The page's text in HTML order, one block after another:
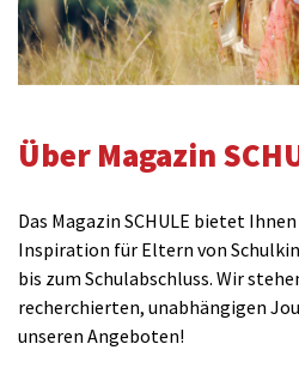
Über Magazin
Das Magazin SCHULE bietet
Inspiration für Eltern von
bis zum Schulabschluss. Wir
recherchierten, unabhängigen
unseren Angeboten!